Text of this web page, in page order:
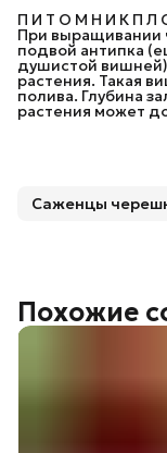
П И Т О М Н И К П Л
При выращивании
подвой антипка
душистой
растения. Такая
полива. Глубина
растения может
Саженцы
Похожие